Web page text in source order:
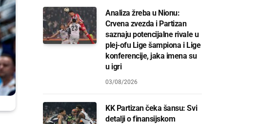
Analiza žreba u Nionu:
Crvena zvezda i Partizan
saznaju potencijalne rivale u
plej-ofu Lige šampiona i Lige
konferencije, jaka imena su
u igri
03/08/2026
KK Partizan čeka šansu: Svi
detalji o finansijskom